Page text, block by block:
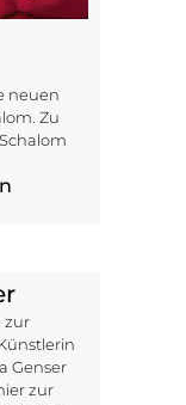
neuen
Zu
zur
Genser
zur